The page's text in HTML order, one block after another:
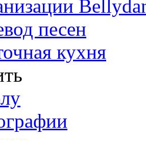
песен
кухня